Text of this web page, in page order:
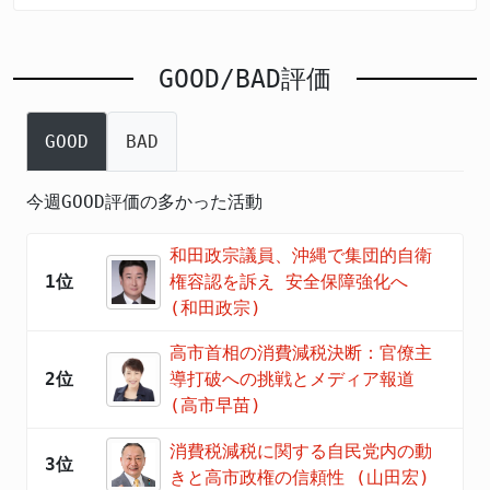
GOOD/BAD評価
GOOD BAD
今週GOOD評価の多かった活動
1位
和田政宗議員、沖縄で集団的自衛
権容認を訴え 安全保障強化へ
(和田政宗)
2位
高市首相の消費減税決断：官僚主
導打破への挑戦とメディア報道
(高市早苗)
3位
消費税減税に関する自民党内の動
きと高市政権の信頼性 (山田宏)